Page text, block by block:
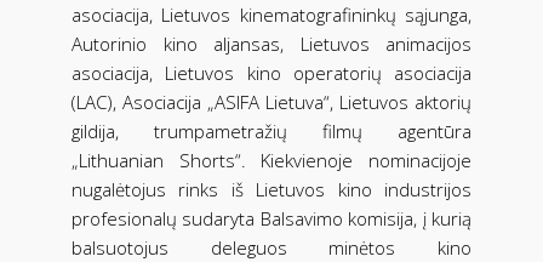
asociacija, Lietuvos kinematografininkų sąjunga,
Autorinio kino aljansas, Lietuvos animacijos
asociacija, Lietuvos kino operatorių asociacija
(LAC), Asociacija „ASIFA Lietuva“, Lietuvos aktorių
gildija, trumpametražių filmų agentūra
„Lithuanian Shorts“. Kiekvienoje nominacijoje
nugalėtojus rinks iš Lietuvos kino industrijos
profesionalų sudaryta Balsavimo komisija, į kurią
balsuotojus deleguos minėtos kino